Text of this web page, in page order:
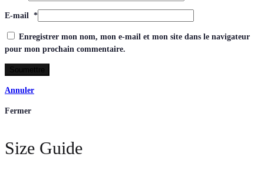
E-mail *
Enregistrer mon nom, mon e-mail et mon site dans le navigateur
pour mon prochain commentaire.
Annuler
Fermer
Size Guide